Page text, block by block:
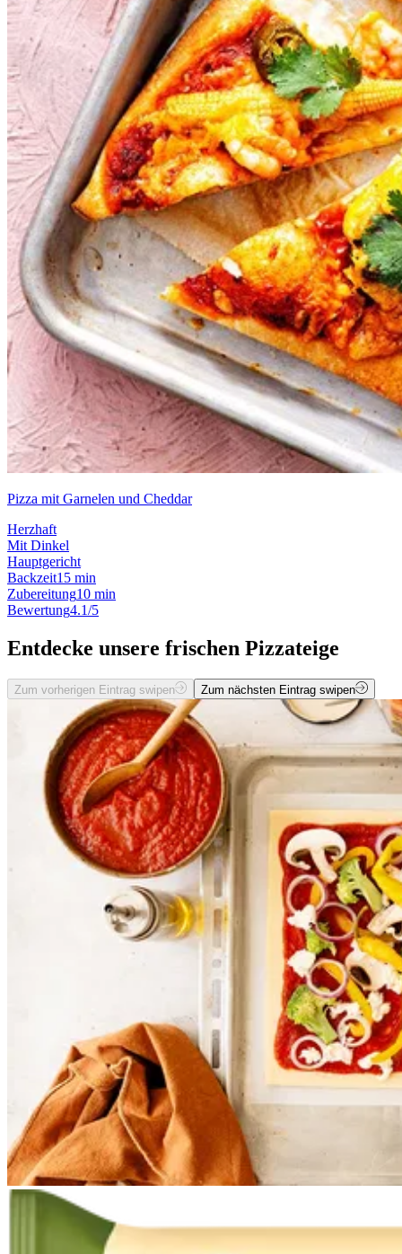
Pizza mit Garnelen und Cheddar
Herzhaft
Mit Dinkel
Hauptgericht
Backzeit15 min
Zubereitung10 min
Bewertung4.1/5
Entdecke unsere frischen Pizzateige
Zum vorherigen Eintrag swipen Zum nächsten Eintrag swipen